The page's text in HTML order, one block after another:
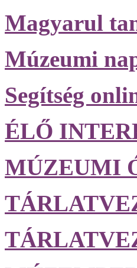
Magyarul
Múzeumi
Segítség
ÉLŐ
MÚZEUMI